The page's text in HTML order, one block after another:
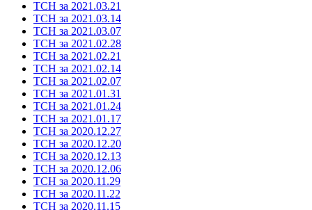
ТСН за 2021.03.21
ТСН за 2021.03.14
ТСН за 2021.03.07
ТСН за 2021.02.28
ТСН за 2021.02.21
ТСН за 2021.02.14
ТСН за 2021.02.07
ТСН за 2021.01.31
ТСН за 2021.01.24
ТСН за 2021.01.17
ТСН за 2020.12.27
ТСН за 2020.12.20
ТСН за 2020.12.13
ТСН за 2020.12.06
ТСН за 2020.11.29
ТСН за 2020.11.22
ТСН за 2020.11.15